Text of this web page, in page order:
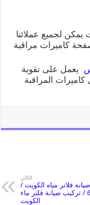
لجميع عملائنا
كاميرات مراقبة
يعمل على تقوية
المراقبة
التالي
صيانة فلاتر مياه الكويت /
66817766 / تركيب صيانة فلتر ماء
الكويت